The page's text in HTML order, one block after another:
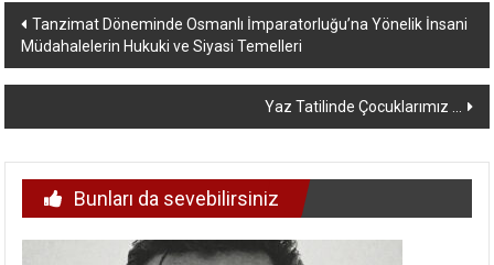
Yazı
dolaşımı
Tanzimat Döneminde Osmanlı İmparatorluğu’na Yönelik İnsani
Müdahalelerin Hukuki ve Siyasi Temelleri
Yaz Tatilinde Çocuklarımız …
Bunları da sevebilirsiniz